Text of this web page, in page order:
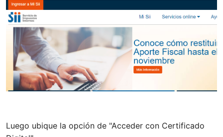
Luego ubique la opción de "Acceder con Certificado